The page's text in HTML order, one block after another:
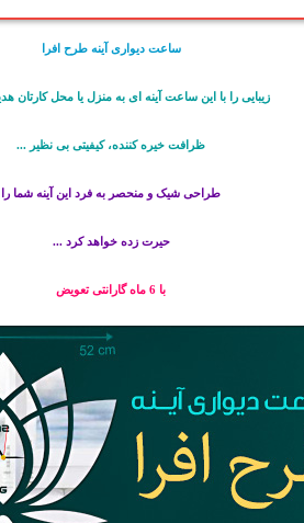
ساعت دیواری آینه طرح افرا
زیبایی را با این ساعت آینه ای به منزل یا محل کارتان
ظرافت خیره کننده، کیفیتی بی نظیر ...
طراحی شیک و منحصر به فرد این آینه شما را
حیرت زده خواهد کرد ...
با 6 ماه گارانتی تعویض